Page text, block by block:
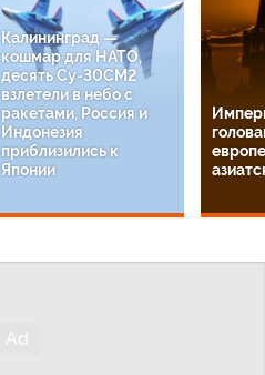
Калининград —
кошмар для НАТО,
десять Су-30СМ2
взлетели в небо с
ракетами, Россия и
Индонезия
приблизились к
Японии